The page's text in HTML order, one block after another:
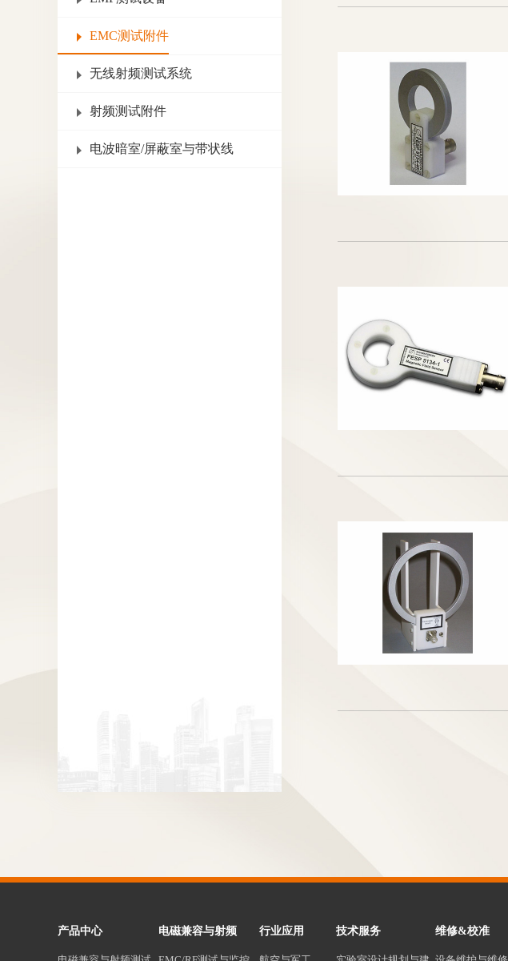
EMC测试附件
无线射频测试系统
射频测试附件
电波暗室/屏蔽室与带状线
产品中心 电磁兼容与射频 行业应用 技术服务 维修&校准